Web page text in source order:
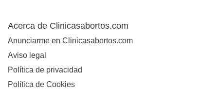
Acerca de Clinicasabortos.com
Anunciarme en Clinicasabortos.com
Aviso legal
Política de privacidad
Política de Cookies